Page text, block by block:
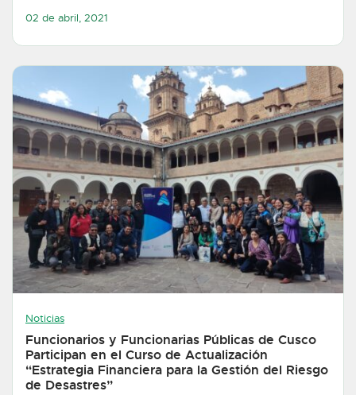
02 de abril, 2021
Noticias
Funcionarios y Funcionarias Públicas de Cusco
Participan en el Curso de Actualización
“Estrategia Financiera para la Gestión del Riesgo
de Desastres”